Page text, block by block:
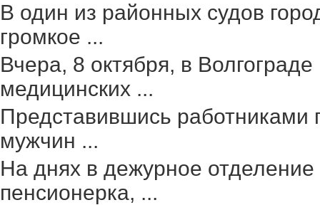
В один из районных судов
громкое ...
Вчера, 8 октября, в
медицинских ...
Представившись работниками
мужчин ...
На днях в дежурное
пенсионерка, ...